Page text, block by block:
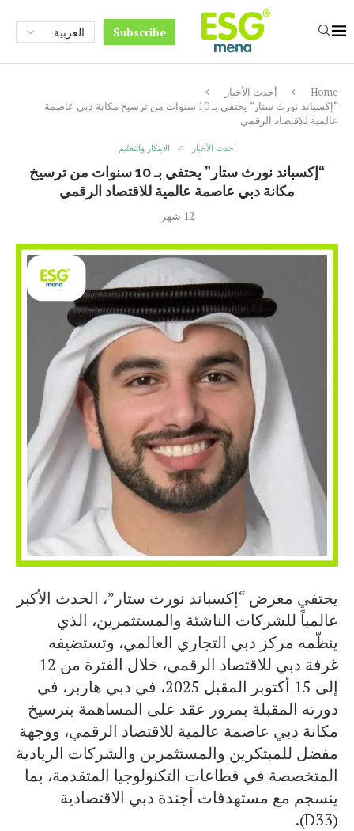
Subscribe
Home
أحدث الأخبار
“إكسباند نورث ستار” يحتفي بـ 10 سنوات من ترسيخ مكانة دبي عاصمة
عالمية للاقتصاد الرقمي
أحدث الأخبار الابتكار والتعليم
“إكسباند نورث ستار” يحتفي بـ 10 سنوات من ترسيخ
مكانة دبي عاصمة عالمية للاقتصاد الرقمي
12 شهر
يحتفي معرض “إكسباند نورث ستار”، الحدث الأكبر
عالمياً للشركات الناشئة والمستثمرين، الذي
ينظّمه مركز دبي التجاري العالمي، وتستضيفه
غرفة دبي للاقتصاد الرقمي، خلال الفترة من 12
إلى 15 أكتوبر المقبل 2025، في دبي هاربر، في
دورته المقبلة بمرور عقد على المساهمة بترسيخ
مكانة دبي عاصمة عالمية للاقتصاد الرقمي، ووجهة
مفضل للمبتكرين والمستثمرين والشركات الريادية
المتخصصة في قطاعات التكنولوجيا المتقدمة، بما
ينسجم مع مستهدفات أجندة دبي الاقتصادية
(D33).